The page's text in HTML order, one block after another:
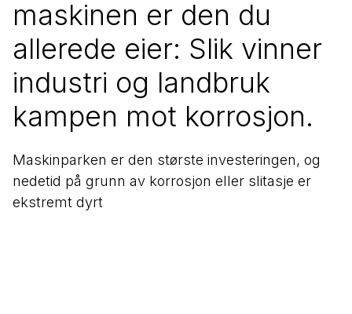
maskinen er den du
allerede eier: Slik vinner
industri og landbruk
kampen mot korrosjon.
Maskinparken er den største investeringen, og
nedetid på grunn av korrosjon eller slitasje er
ekstremt dyrt